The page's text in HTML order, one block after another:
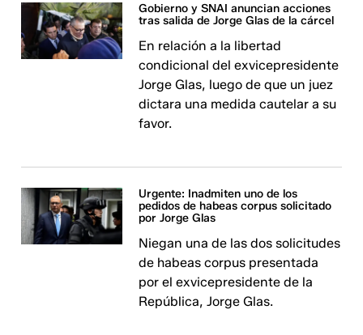
Gobierno y SNAI anuncian acciones
tras salida de Jorge Glas de la cárcel
En relación a la libertad
condicional del exvicepresidente
Jorge Glas, luego de que un juez
dictara una medida cautelar a su
favor.
Urgente: Inadmiten uno de los
pedidos de habeas corpus solicitado
por Jorge Glas
Niegan una de las dos solicitudes
de habeas corpus presentada
por el exvicepresidente de la
República, Jorge Glas.